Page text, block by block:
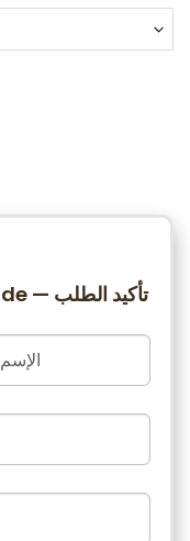
Confirmez votre commande — تأكيد الطلب